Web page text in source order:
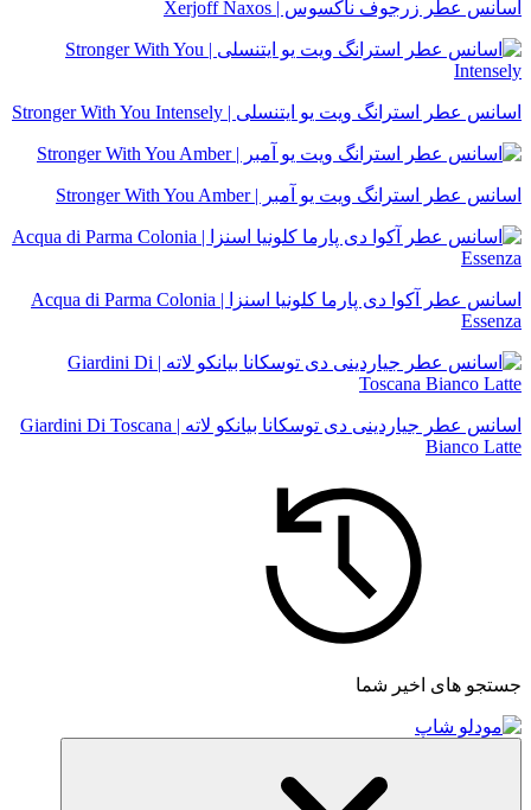
اسانس عطر زرجوف ناکسوس | Xerjoff Naxos
اسانس عطر استرانگ ویت یو ایتنسلی | Stronger With You Intensely
اسانس عطر استرانگ ویت یو آمبر | Stronger With You Amber
اسانس عطر آکوا دی پارما کلونیا اسنزا | Acqua di Parma Colonia
Essenza
اسانس عطر جیاردینی دی توسکانا بیانکو لاته | Giardini Di Toscana
Bianco Latte
جستجو های اخیر شما